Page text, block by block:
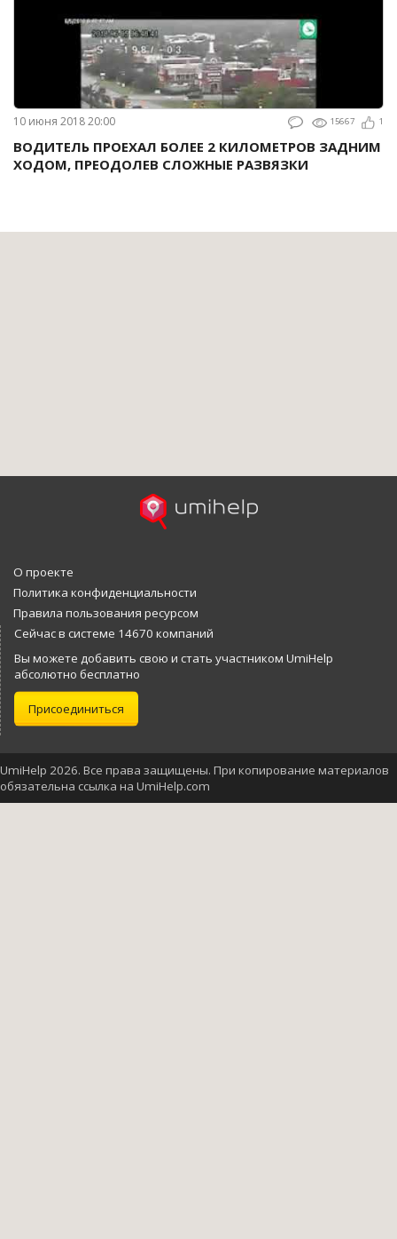
10 июня 2018 20:00 15667 1
ВОДИТЕЛЬ ПРОЕХАЛ БОЛЕЕ 2 КИЛОМЕТРОВ ЗАДНИМ
ХОДОМ, ПРЕОДОЛЕВ СЛОЖНЫЕ РАЗВЯЗКИ
О проекте
Политика конфиденциальности
Правила пользования ресурсом
Сейчас в системе 14670 компаний
Вы можете добавить свою и стать участником UmiHelp
абсолютно бесплатно
Присоединиться
UmiHelp 2026. Все права защищены. При копирование материалов
обязательна ссылка на UmiHelp.com